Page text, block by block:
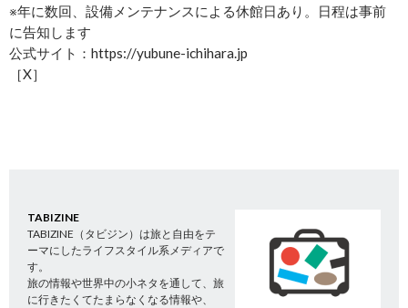
※年に数回、設備メンテナンスによる休館日あり。日程は事前
に告知します
公式サイト：https://yubune-ichihara.jp
［X］
TABIZINE
TABIZINE（タビジン）は旅と自由をテ
ーマにしたライフスタイル系メディアで
す。
旅の情報や世界中の小ネタを通して、旅
に行きたくてたまらなくなる情報や、